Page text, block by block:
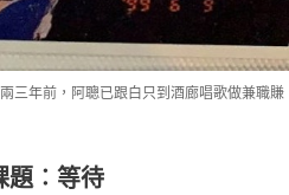
三年前，阿聰已跟白只到酒廊唱歌做兼職賺
題︰等待